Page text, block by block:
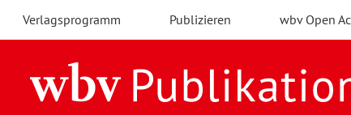
Verlagsprogramm Publizieren wbv Open